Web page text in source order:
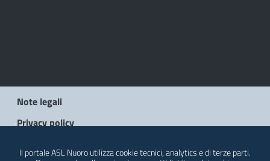
Note legali
Privacy policy
Il portale ASL Nuoro utilizza cookie tecnici, analytics e di terze parti.